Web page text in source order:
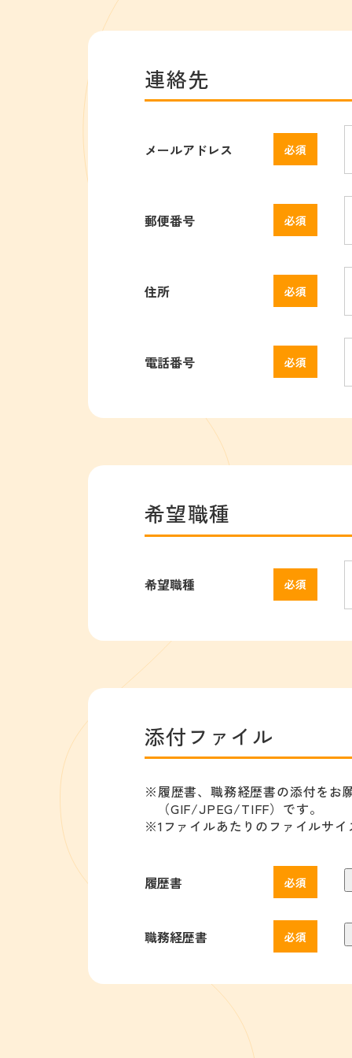
連絡先
メールアドレス
郵便番号
住所
電話番号
希望職種
希望職種
添付ファイル
履歴書、職務経歴書の添付を
（GIF/JPEG/TIFF）です。
1ファイルあたりのファイルサ
履歴書
職務経歴書